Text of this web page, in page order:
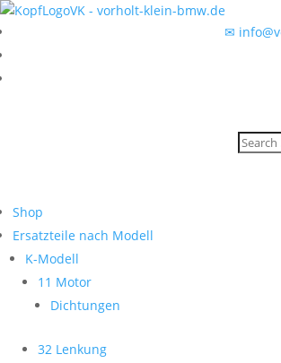
✉
Shop
Ersatzteile nach Modell
K-Modell
11 Motor
Dichtungen
32 Lenkung